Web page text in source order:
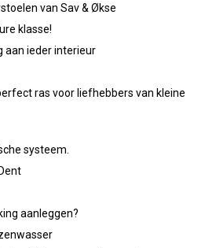
van Sav & Økse
klasse!
aan ieder interieur
ras voor liefhebbers van kleine
systeem.
aanleggen?